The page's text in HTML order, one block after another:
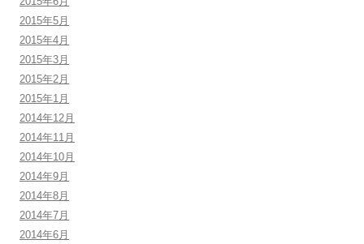
2015年5月
2015年4月
2015年3月
2015年2月
2015年1月
2014年12月
2014年11月
2014年10月
2014年9月
2014年8月
2014年7月
2014年6月